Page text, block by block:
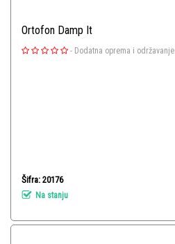
Ortofon Damp It
- Dodatna oprema i održavanje
Šifra: 20176
Na stanju